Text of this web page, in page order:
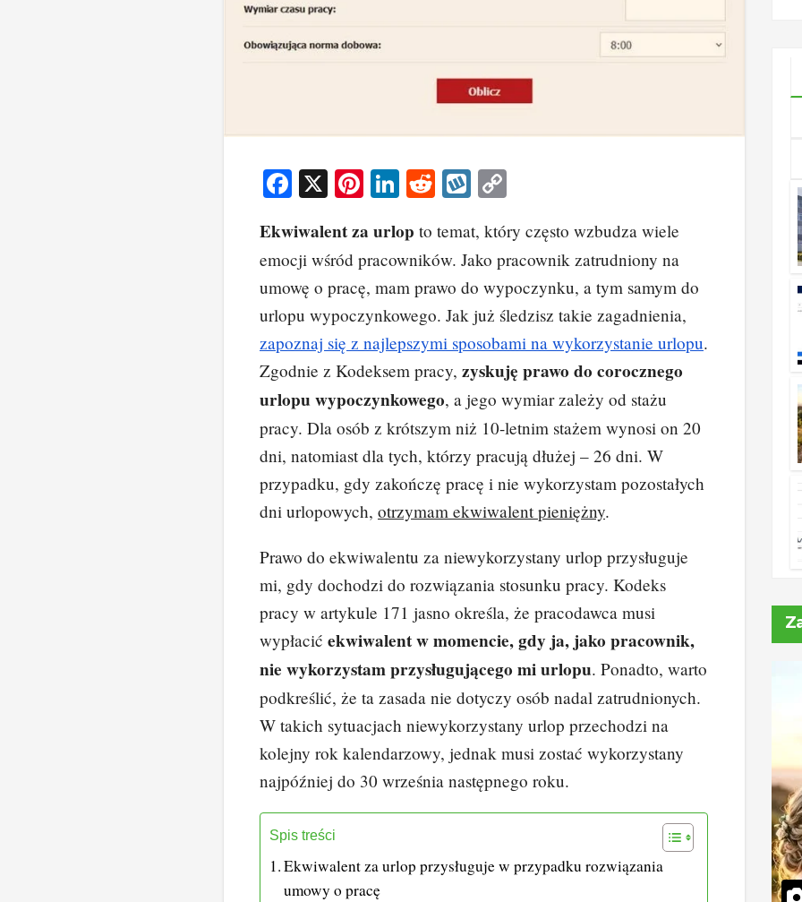
F
c
e
b
o
o
k
X
Pi
er
e
st
Li
k
e
dI
n
R
d
di
t
W
o
p
p
y
Li
n
k
Ekwiwalent za urlop to temat, który często wzbudza wiele
emocji wśród pracowników. Jako pracownik zatrudniony na
umowę o pracę, mam prawo do wypoczynku, a tym samym do
urlopu wypoczynkowego. Jak już śledzisz takie zagadnienia,
zapoznaj się z najlepszymi sposobami na wykorzystanie urlopu.
Zgodnie z Kodeksem pracy, zyskuję prawo do corocznego
urlopu wypoczynkowego, a jego wymiar zależy od stażu
pracy. Dla osób z krótszym niż 10-letnim stażem wynosi on 20
dni, natomiast dla tych, którzy pracują dłużej – 26 dni. W
przypadku, gdy zakończę pracę i nie wykorzystam pozostałych
dni urlopowych, otrzymam ekwiwalent pieniężny.
Prawo do ekwiwalentu za niewykorzystany urlop przysługuje
mi, gdy dochodzi do rozwiązania stosunku pracy. Kodeks
pracy w artykule 171 jasno określa, że pracodawca musi
wypłacić ekwiwalent w momencie, gdy ja, jako pracownik,
nie wykorzystam przysługującego mi urlopu. Ponadto, warto
podkreślić, że ta zasada nie dotyczy osób nadal zatrudnionych.
W takich sytuacjach niewykorzystany urlop przechodzi na
kolejny rok kalendarzowy, jednak musi zostać wykorzystany
najpóźniej do 30 września następnego roku.
Spis treści
Ekwiwalent za urlop przysługuje w przypadku rozwiązania
umowy o pracę
godziny i
kontakt